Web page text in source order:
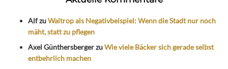
AlfzuWaltrop als Negativbeispiel: Wenn die Stadt nur noch
mäht, statt zu pflegen
Axel GünthersbergerzuWie viele Bäcker sich gerade selbst
entbehrlich machen